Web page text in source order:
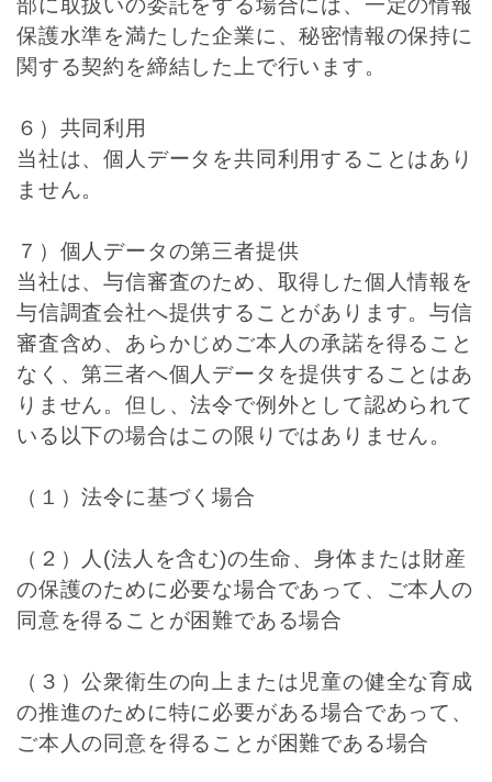
部に取扱いの委託をする場合には、一定の情報
保護水準を満たした企業に、秘密情報の保持に
関する契約を締結した上で行います。
６）共同利用
当社は、個人データを共同利用することはあり
ません。
７）個人データの第三者提供
当社は、与信審査のため、取得した個人情報を
与信調査会社へ提供することがあります。与信
審査含め、あらかじめご本人の承諾を得ること
なく、第三者へ個人データを提供することはあ
りません。但し、法令で例外として認められて
いる以下の場合はこの限りではありません。
（１）法令に基づく場合
（２）人(法人を含む)の生命、身体または財産
の保護のために必要な場合であって、ご本人の
同意を得ることが困難である場合
（３）公衆衛生の向上または児童の健全な育成
の推進のために特に必要がある場合であって、
ご本人の同意を得ることが困難である場合